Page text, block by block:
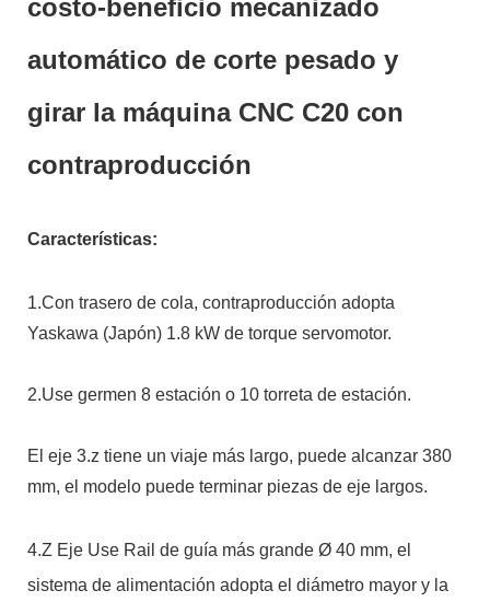
costo-beneficio mecanizado
automático de corte pesado y
girar la máquina CNC C20 con
contraproducción
Características:
1.Con trasero de cola, contraproducción adopta
Yaskawa (Japón) 1.8 kW de torque servomotor.
2.Use germen 8 estación o 10 torreta de estación.
El eje 3.z tiene un viaje más largo, puede alcanzar 380
mm, el modelo puede terminar piezas de eje largos.
4.Z Eje Use Rail de guía más grande Ø 40 mm, el
sistema de alimentación adopta el diámetro mayor y la